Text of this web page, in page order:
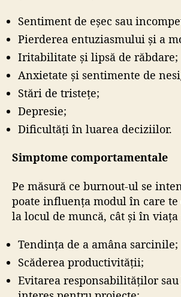
Sentiment de eșec sau
Pierderea entuziasmului și a
Iritabilitate și lipsă de răbdare;
Anxietate și sentimente de
Stări de tristețe;
Depresie;
Dificultăți în luarea deciziilor.
Simptome comportamentale
Pe măsură ce burnout-ul se
poate influența modul în care
la locul de muncă, cât și în viața
Tendința de a amâna sarcinile;
Scăderea productivității;
Evitarea responsabilităților sau